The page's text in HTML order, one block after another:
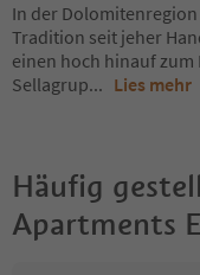
In der
Tradition seit jeher
einen hoch hinauf zum
Sellagrup... Lies mehr
Häufig
Apartments